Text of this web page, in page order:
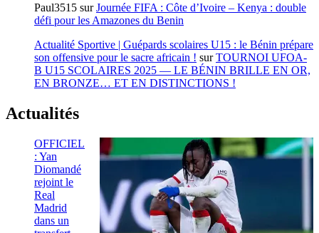
Paul3515 surJournée FIFA : Côte d’Ivoire – Kenya : double
défi pour les Amazones du Benin
Actualité Sportive | Guépards scolaires U15 : le Bénin prépare
son offensive pour le sacre africain ! surTOURNOI UFOA-
B U15 SCOLAIRES 2025 — LE BÉNIN BRILLE EN OR,
EN BRONZE… ET EN DISTINCTIONS !
Actualités
OFFICIEL
: Yan
Diomandé
rejoint le
Real
Madrid
dans un